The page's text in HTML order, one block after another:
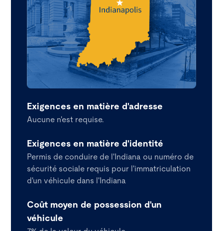
Exigences en matière d'adresse
Aucune n'est requise.
Exigences en matière d'identité
Permis de conduire de l'Indiana ou numéro de
sécurité sociale requis pour l'immatriculation
d'un véhicule dans l'Indiana
Coût moyen de possession d'un
véhicule